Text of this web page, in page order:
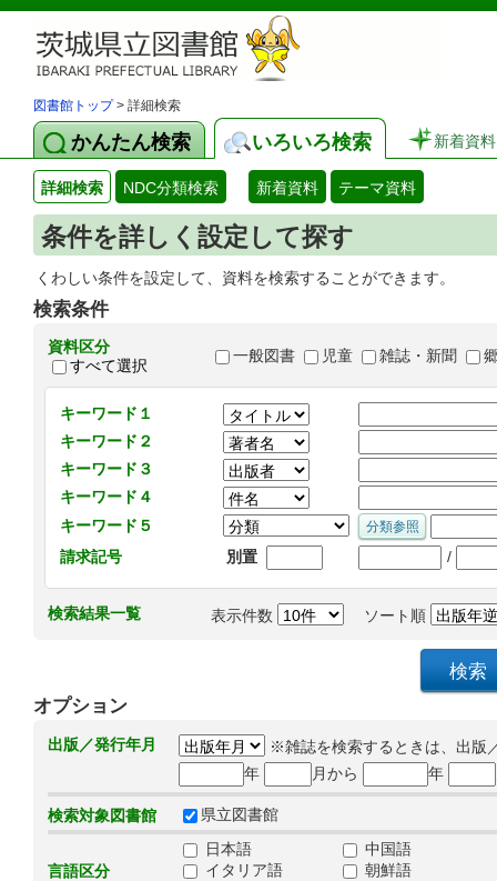
図書館トップ> 詳細検索
かんたん検索 いろいろ検索 新着資料
詳細検索 NDC分類検索 新着資料 テーマ資料
条件を詳しく設定して探す
くわしい条件を設定して、資料を検索することができます。
検索条件
資料区分
すべて選択
一般図書 児童 雑誌・新聞
キーワード１
キーワード２
キーワード３
キーワード４
キーワード５
請求記号
別置 /
検索結果一覧 表示件数 ソート順
オプション
出版／発行年月
※雑誌を検索するときは、出版
年
月から 年
検索対象図書館 県立図書館
言語区分
日本語
中国語
イタリア語
朝鮮語